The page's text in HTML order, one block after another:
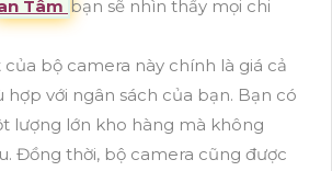
Tâm bạn sẽ nhìn thấy mọi chi
bộ camera này chính là giá cả
hợp với ngân sách của bạn. Bạn có
lượng lớn kho hàng mà không
Đồng thời, bộ camera cũng được